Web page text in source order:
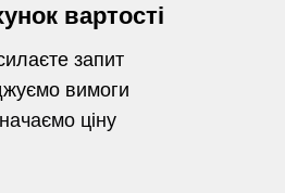
вартості
запит
вимоги
ціну